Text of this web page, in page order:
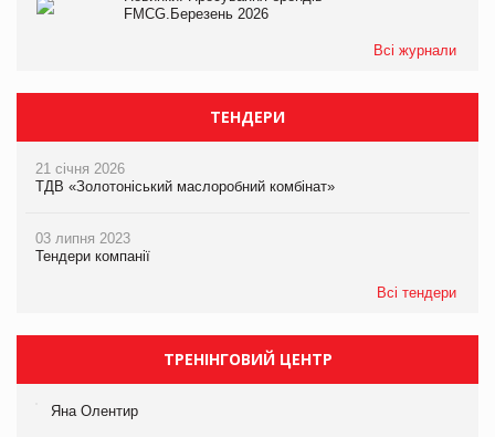
FMCG.Березень 2026
Всі журнали
ТЕНДЕРИ
21 січня 2026
ТДВ «Золотоніський маслоробний комбінат»
03 липня 2023
Тендери компанії
Всі тендери
ТРЕНІНГОВИЙ ЦЕНТР
Яна Олентир